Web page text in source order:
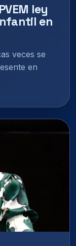
ley
en
veces se
en